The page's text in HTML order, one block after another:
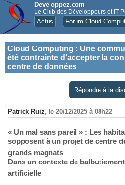
Developpez.com
Le Club des Développeurs et IT
Actus Forum Cloud
Cloud Computing : Une
été contrainte d'accepter la
centre de données
Répondre à la
Patrick Ruiz, le 20/12/2025 à 08h22
« Un mal sans pareil » : Les
sopposent à un projet de centre
grands magnats
Dans un contexte de
artificielle